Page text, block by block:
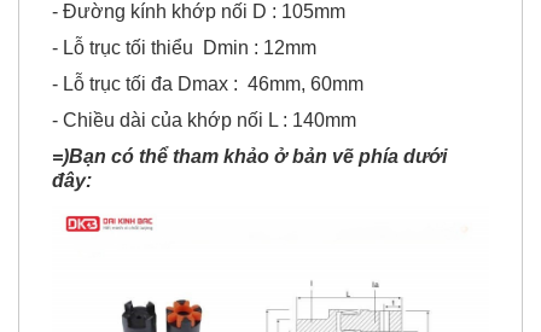
- Đường kính khớp nối D : 105mm
- Lỗ trục tối thiểu Dmin : 12mm
- Lỗ trục tối đa Dmax : 46mm, 60mm
- Chiều dài của khớp nối L : 140mm
=)Bạn có thể tham khảo ở bản vẽ phía dưới
đây: